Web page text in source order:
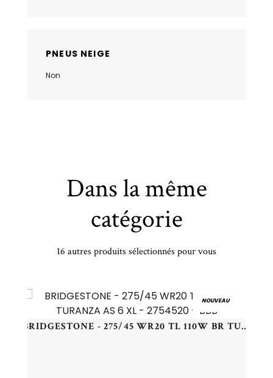
PNEUS NEIGE
Non
Dans la même
catégorie
16 autres produits sélectionnés pour vous
NOUVEAU
BRIDGESTONE - 275/45 WR20 TL 110W BR TURANZA AS 6 XL - 2754520 - BBB